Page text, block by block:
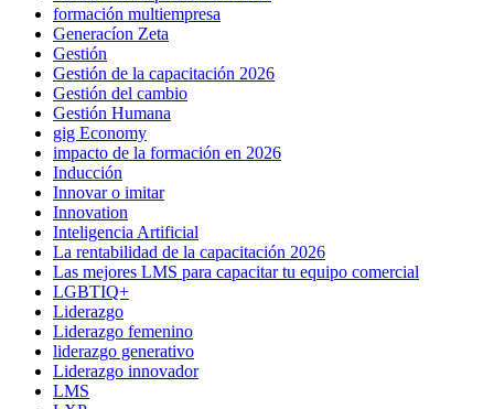
formación multiempresa
Generacíon Zeta
Gestión
Gestión de la capacitación 2026
Gestión del cambio
Gestión Humana
gig Economy
impacto de la formación en 2026
Inducción
Innovar o imitar
Innovation
Inteligencia Artificial
La rentabilidad de la capacitación 2026
Las mejores LMS para capacitar tu equipo comercial
LGBTIQ+
Liderazgo
Liderazgo femenino
liderazgo generativo
Liderazgo innovador
LMS